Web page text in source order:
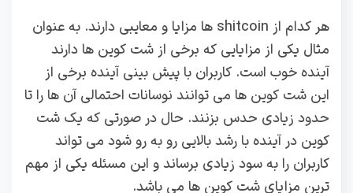
هر کدام از shitcoin ها مزایا و معایبی دارند. به عنوان
مثال یکی از مزایایی که برخی از شت کوین ها دارند
آینده خوب است. کاربران با پیش بینی آینده برخی از
این شت کوین ها می توانند نوسانات احتمالی آن ها را تا
حدود زیادی حدس بزنند. حال در صورتی که یک شت
کوین در آینده با رشد بالایی رو به رو شود می تواند
کاربران را به سود زیادی برساند و این مسئله یکی از مهم
ترین مزایای شت کوین ها می باشد.